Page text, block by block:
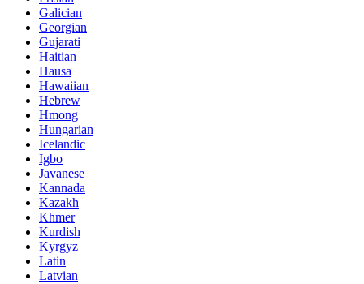
Galician
Georgian
Gujarati
Haitian
Hausa
Hawaiian
Hebrew
Hmong
Hungarian
Icelandic
Igbo
Javanese
Kannada
Kazakh
Khmer
Kurdish
Kyrgyz
Latin
Latvian